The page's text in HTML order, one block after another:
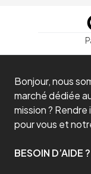
Bonjour, nous
marché dédiée
mission ?
pour vous et
BESOIN D’AIDE ?